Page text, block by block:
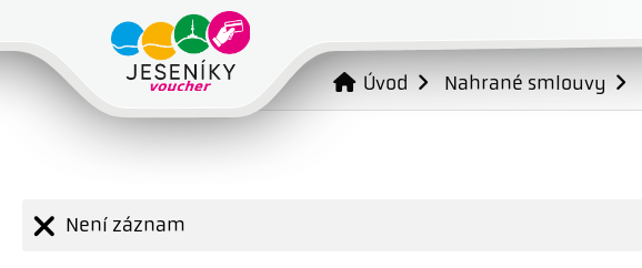
Úvod Nahrané smlouvy
Není záznam